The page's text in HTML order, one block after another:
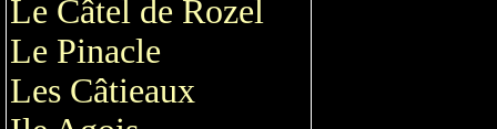
Le Câtel de Rozel
Le Pinacle
Les Câtieaux